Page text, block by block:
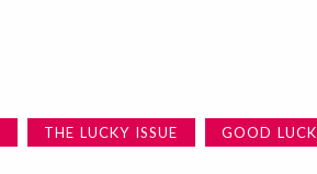
THE LUCKY ISSUE GOOD LUCK